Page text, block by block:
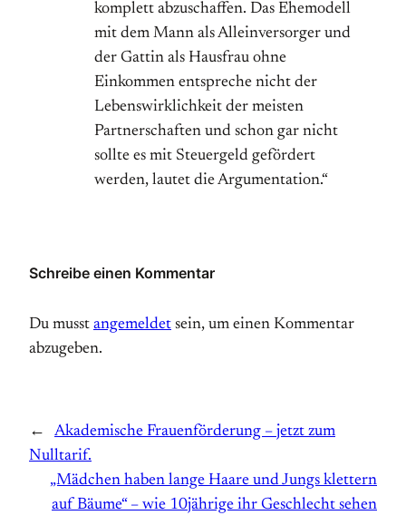
komplett abzuschaffen. Das Ehemodell
mit dem Mann als Alleinversorger und
der Gattin als Hausfrau ohne
Einkommen entspreche nicht der
Lebenswirklichkeit der meisten
Partnerschaften und schon gar nicht
sollte es mit Steuergeld gefördert
werden, lautet die Argumentation.“
Schreibe einen Kommentar
Du musst angemeldet sein, um einen Kommentar
abzugeben.
←
Akademische Frauenförderung – jetzt zum
Nulltarif.
„Mädchen haben lange Haare und Jungs klettern
auf Bäume“ – wie 10jährige ihr Geschlecht sehen